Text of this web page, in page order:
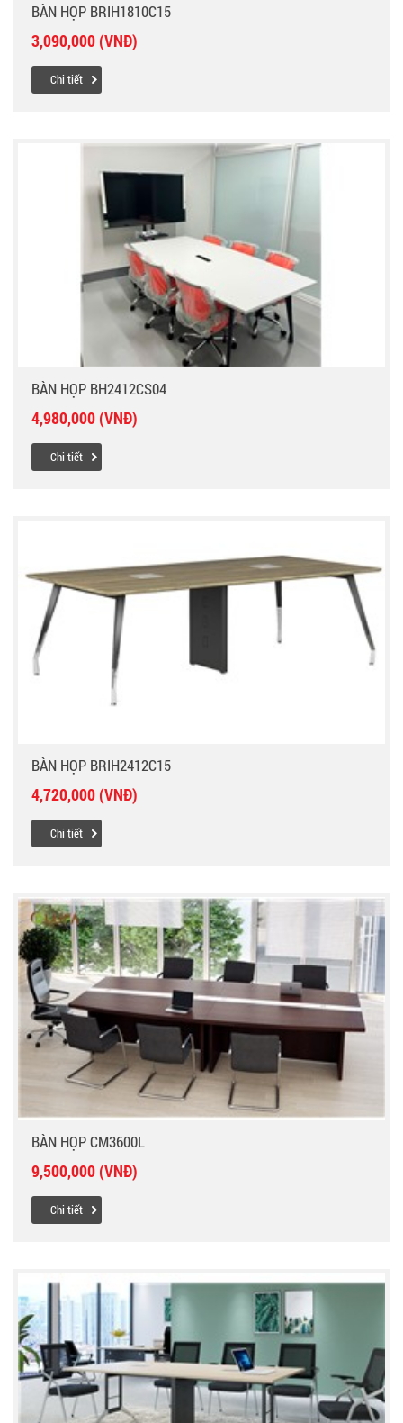
BÀN HỌP BRIH1810C15
3,090,000 (VNĐ)
Chi tiết
BÀN HỌP BH2412CS04
4,980,000 (VNĐ)
Chi tiết
BÀN HỌP BRIH2412C15
4,720,000 (VNĐ)
Chi tiết
BÀN HỌP CM3600L
9,500,000 (VNĐ)
Chi tiết